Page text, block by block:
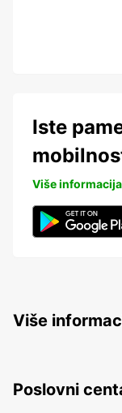
Iste
Više informacija
Više
Poslovni